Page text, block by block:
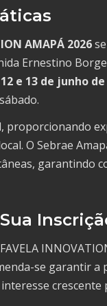
AMAPÁ 2026
Ernestino
12 e 13 de junho de
proporcionando
O Sebrae
garantindo
se garantir